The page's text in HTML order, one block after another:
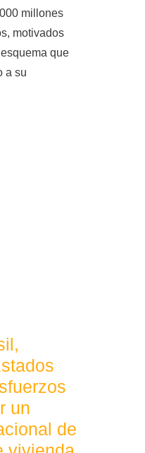
millones
motivados
que
a su
un
de